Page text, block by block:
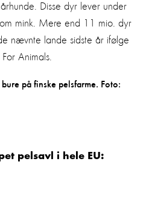
Disse dyr lever under
mink. Mere end 11 mio. dyr
nævnte lande sidste år ifølge
Animals.
pelsavl i hele EU: